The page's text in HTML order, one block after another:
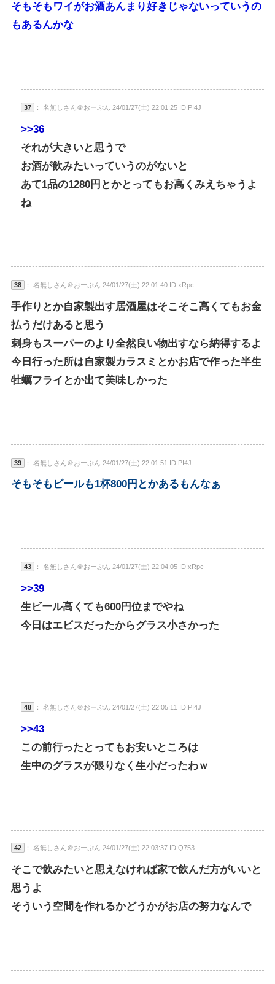
そもそもワイがお酒あんまり好きじゃないっていうの
もあるんかな
37 ： 名無しさん＠おーぷん 24/01/27(土) 22:01:25 ID:PI4J
>>36
それが大きいと思うで
お酒が飲みたいっていうのがないと
あて1品の1280円とかとってもお高くみえちゃうよ
ね
38 ： 名無しさん＠おーぷん 24/01/27(土) 22:01:40 ID:xRpc
手作りとか自家製出す居酒屋はそこそこ高くてもお金
払うだけあると思う
刺身もスーパーのより全然良い物出すなら納得するよ
今日行った所は自家製カラスミとかお店で作った半生
牡蠣フライとか出て美味しかった
39 ： 名無しさん＠おーぷん 24/01/27(土) 22:01:51 ID:PI4J
そもそもビールも1杯800円とかあるもんなぁ
43 ： 名無しさん＠おーぷん 24/01/27(土) 22:04:05 ID:xRpc
>>39
生ビール高くても600円位までやね
今日はエビスだったからグラス小さかった
48 ： 名無しさん＠おーぷん 24/01/27(土) 22:05:11 ID:PI4J
>>43
この前行ったとってもお安いところは
生中のグラスが限りなく生小だったわｗ
42 ： 名無しさん＠おーぷん 24/01/27(土) 22:03:37 ID:Q753
そこで飲みたいと思えなければ家で飲んだ方がいいと
思うよ
そういう空間を作れるかどうかがお店の努力なんで